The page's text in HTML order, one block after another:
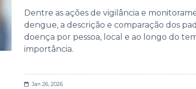
Dentre as ações de vigilância e
dengue, a descrição e comparação dos
doença por pessoa, local e ao longo do
importância.
Jan 26, 2026